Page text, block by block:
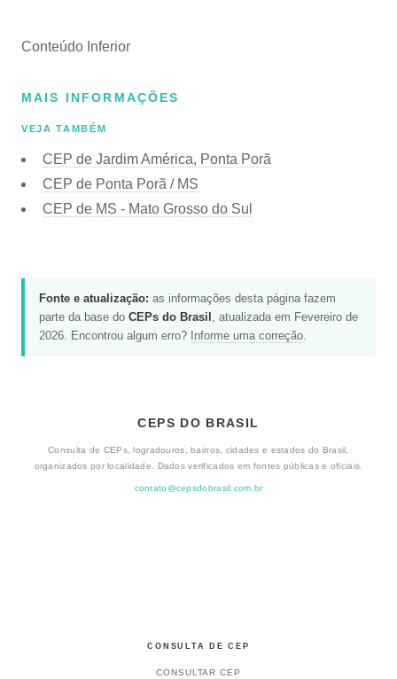
Conteúdo Inferior
MAIS INFORMAÇÕES
VEJA TAMBÉM
CEP de Jardim América, Ponta Porã
CEP de Ponta Porã / MS
CEP de MS - Mato Grosso do Sul
Fonte e atualização: as informações desta página fazem
parte da base do CEPs do Brasil , atualizada em Fevereiro de
2026. Encontrou algum erro? Informe uma correção.
CEPS DO BRASIL
Consulta de CEPs, logradouros, bairros, cidades e estados do Brasil,
organizados por localidade. Dados verificados em fontes públicas e oficiais.
contato@cepsdobrasil.com.br
CONSULTA DE CEP
CONSULTAR CEP